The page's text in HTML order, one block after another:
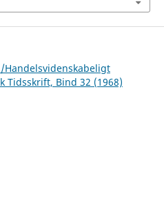
Handelsvidenskabeligt
Tidsskrift, Bind 32 (1968)